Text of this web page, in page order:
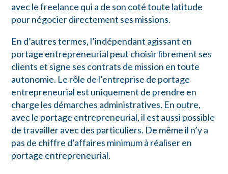
avec le freelance qui a de son coté toute latitude
pour négocier directement ses missions.
En d’autres termes, l’indépendant agissant en
portage entrepreneurial peut choisir librement ses
clients et signe ses contrats de mission en toute
autonomie. Le rôle de l’entreprise de portage
entrepreneurial est uniquement de prendre en
charge les démarches administratives. En outre,
avec le portage entrepreneurial, il est aussi possible
de travailler avec des particuliers. De même il n’y a
pas de chiffre d’affaires minimum à réaliser en
portage entrepreneurial.